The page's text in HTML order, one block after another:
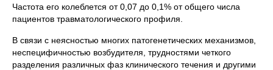
Частота его колеблется от 0,07 до 0,1% от общего числа
пациентов травматологического профиля.
В связи с неясностью многих патогенетических механизмов,
неспецифичностью возбудителя, трудностями четкого
разделения различных фаз клинического течения и другими